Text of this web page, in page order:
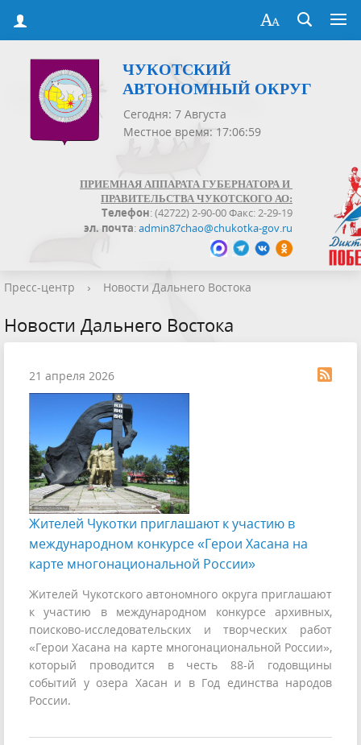
ЧУКОТСКИЙ
АВТОНОМНЫЙ ОКРУГ
Сегодня: 7 Августа
Местное время: 17:07:00
ПРИЕМНАЯ АППАРАТА ГУБЕРНАТОРА И
ПРАВИТЕЛЬСТВА ЧУКОТСКОГО АО:
Телефон: (42722) 2-90-00 Факс: 2-29-19
эл. почта:admin87chao@chukotka-gov.ru
Пресс-центр › Новости Дальнего Востока
Новости Дальнего Востока
21 апреля 2026
Жителей Чукотки приглашают к участию в
международном конкурсе «Герои Хасана на
карте многонациональной России»
Жителей Чукотского автономного округа приглашают
к участию в международном конкурсе архивных,
поисково-исследовательских и творческих работ
«Герои Хасана на карте многонациональной России»,
который проводится в честь 88-й годовщины
событий у озера Хасан и в Год единства народов
России.